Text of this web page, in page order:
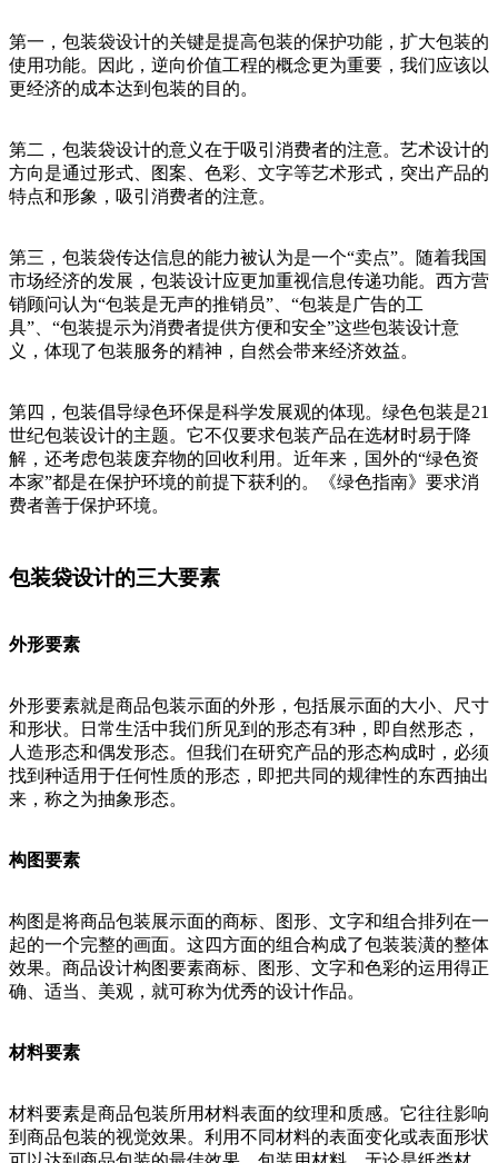
第一，包装袋设计的关键是提高包装的保护功能，扩大包装的
使用功能。因此，逆向价值工程的概念更为重要，我们应该以
更经济的成本达到包装的目的。
第二，包装袋设计的意义在于吸引消费者的注意。艺术设计的
方向是通过形式、图案、色彩、文字等艺术形式，突出产品的
特点和形象，吸引消费者的注意。
第三，包装袋传达信息的能力被认为是一个“卖点”。随着我国
市场经济的发展，包装设计应更加重视信息传递功能。西方营
销顾问认为“包装是无声的推销员”、“包装是广告的工
具”、“包装提示为消费者提供方便和安全”这些包装设计意
义，体现了包装服务的精神，自然会带来经济效益。
第四，包装倡导绿色环保是科学发展观的体现。绿色包装是21
世纪包装设计的主题。它不仅要求包装产品在选材时易于降
解，还考虑包装废弃物的回收利用。近年来，国外的“绿色资
本家”都是在保护环境的前提下获利的。《绿色指南》要求消
费者善于保护环境。
包装袋设计的三大要素
外形要素
外形要素就是商品包装示面的外形，包括展示面的大小、尺寸
和形状。日常生活中我们所见到的形态有3种，即自然形态，
人造形态和偶发形态。但我们在研究产品的形态构成时，必须
找到种适用于任何性质的形态，即把共同的规律性的东西抽出
来，称之为抽象形态。
构图要素
构图是将商品包装展示面的商标、图形、文字和组合排列在一
起的一个完整的画面。这四方面的组合构成了包装装潢的整体
效果。商品设计构图要素商标、图形、文字和色彩的运用得正
确、适当、美观，就可称为优秀的设计作品。
材料要素
材料要素是商品包装所用材料表面的纹理和质感。它往往影响
到商品包装的视觉效果。利用不同材料的表面变化或表面形状